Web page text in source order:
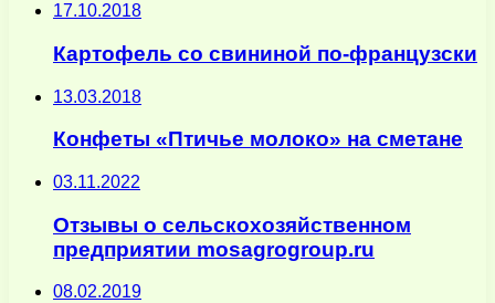
17.10.2018
Картофель со свининой по-французски
13.03.2018
Конфеты «Птичье молоко» на сметане
03.11.2022
Отзывы о сельскохозяйственном
предприятии mosagrogroup.ru
08.02.2019